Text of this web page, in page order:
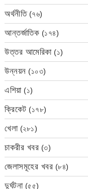
অর্থনীতি(৭৬)
আন্তর্জাতিক (১৭৪)
উত্তর আমেরিকা(১)
উন্নয়ন (১০৩)
এশিয়া(১)
ক্রিকেট (১৭৮)
খেলা(২৮১)
চাকরীর খবর (৩)
জেলাসমূহের খবর (৮৪)
দুর্ঘটনা(৫৫)